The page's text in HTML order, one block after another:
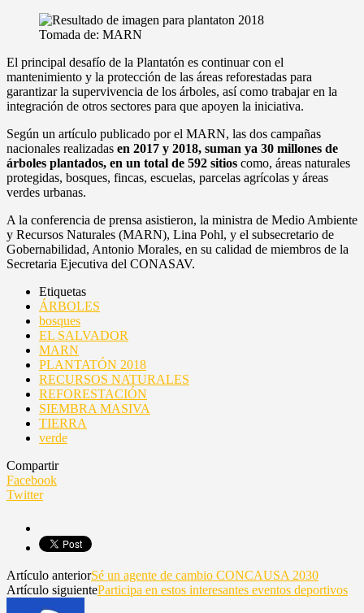
Tomada de: MARN
El principal desafío de la Plantatón es continuar con el
mantenimiento y la protección de las áreas reforestadas para
garantizar la supervivencia de los árboles, así como trabajar en la
integración de otros sectores para que apoyen la iniciativa.
Según un artículo publicado por el MARN, las dos campañas
nacionales realizadas en 2017 y 2018, suman ya 30 millones de
árboles plantados, en un total de 592 sitios como, áreas naturales
protegidas, bosques, fincas, escuelas, parcelas agrícolas y áreas
verdes urbanas.
A la conferencia de prensa asistieron, la ministra de Medio Ambiente
y Recursos Naturales (MARN), Lina Pohl, y el subsecretario de
Gobernabilidad, Antonio Morales, en su calidad de miembros de la
Secretaria Ejecutiva del CONASAV.
Etiquetas
ÁRBOLES
bosques
EL SALVADOR
MARN
PLANTATÓN 2018
RECURSOS NATURALES
REFORESTACIÓN
SIEMBRA MASIVA
TIERRA
verde
Compartir
Facebook
Twitter
Artículo anteriorSé un agente de cambio CONCAUSA 2030
Artículo siguienteParticipa en estos interesantes eventos deportivos